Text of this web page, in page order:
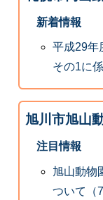
新着情報
平成29年
その1に
旭川市旭山
注目情報
旭山動物
ついて（